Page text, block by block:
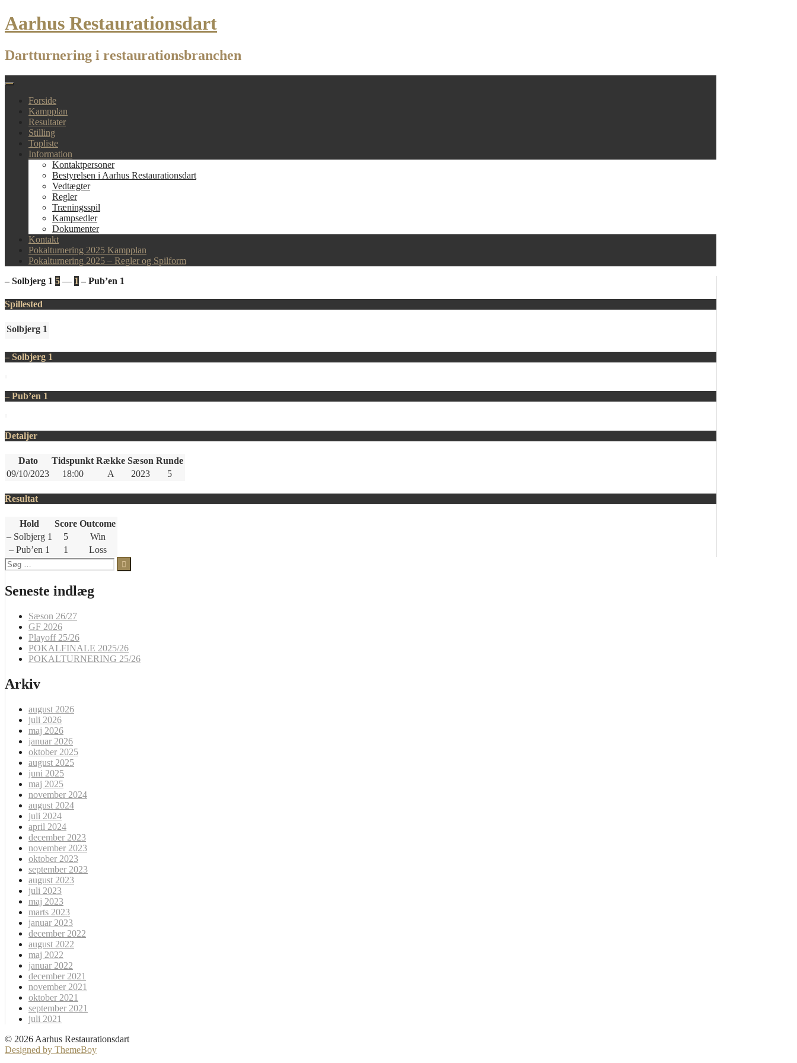
Skip
to
Aarhus Restaurationsdart
Dartturnering i restaurationsbranchen
Forside
Kampplan
Resultater
Stilling
Topliste
Information
Kontaktpersoner
Bestyrelsen i Aarhus Restaurationsdart
Vedtægter
Regler
Træningsspil
Kampsedler
Dokumenter
Kontakt
Pokalturnering 2025 Kampplan
Pokalturnering 2025 – Regler og Spilform
– Solbjerg 1 5 — 1 – Pub’en 1
Spillested
Solbjerg 1
– Solbjerg 1
– Pub’en 1
Detaljer
Dato Tidspunkt Række Sæson Runde
09/10/2023
18:00 A 2023 5
Resultat
Hold Score Outcome
– Solbjerg 1
5
Win
– Pub’en 1
1
Loss
Søg
efter:
Seneste indlæg
Sæson 26/27
GF 2026
Playoff 25/26
POKALFINALE 2025/26
POKALTURNERING 25/26
Arkiv
august 2026
juli 2026
maj 2026
januar 2026
oktober 2025
august 2025
juni 2025
maj 2025
november 2024
august 2024
juli 2024
april 2024
december 2023
november 2023
oktober 2023
september 2023
august 2023
juli 2023
maj 2023
marts 2023
januar 2023
december 2022
august 2022
maj 2022
januar 2022
december 2021
november 2021
oktober 2021
september 2021
juli 2021
© 2026 Aarhus Restaurationsdart
Designed by ThemeBoy